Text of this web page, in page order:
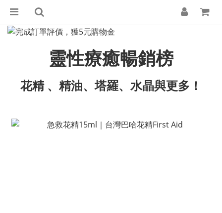
靈性療癒暢銷榜
花精 、精油、塔羅、水晶與更多！